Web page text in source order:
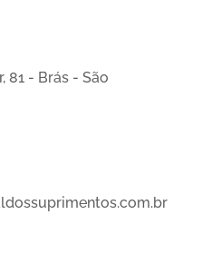
81 - Brás - São